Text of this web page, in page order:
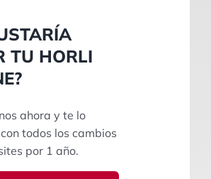
TU HORLI
ahora y te lo
todos los cambios
por 1 año.